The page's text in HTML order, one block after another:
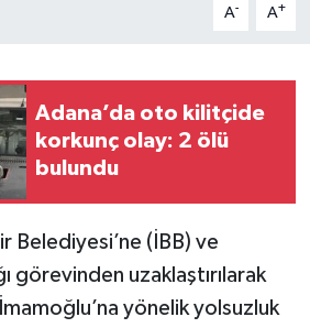
A- A+
Adana’da oto kilitçide
korkunç olay: 2 ölü
bulundu
Belediyesi’ne (İBB) ve
görevinden uzaklaştırılarak
yönelik yolsuzluk